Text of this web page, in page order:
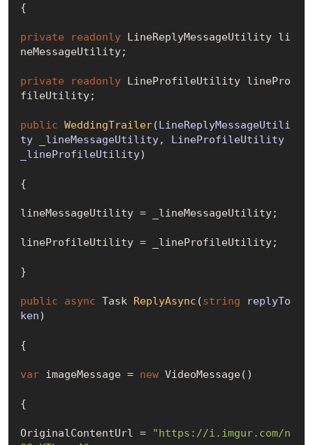
{
private readonly LineReplyMessageUtility li
neMessageUtility;
private readonly LineProfileUtility linePro
fileUtility;
public WeddingTrailer(LineReplyMessageUtili
ty _lineMessageUtility, LineProfileUtility
_lineProfileUtility)
{
lineMessageUtility = _lineMessageUtility;
lineProfileUtility = _lineProfileUtility;
}
public async Task ReplyAsync (string replyTo
ken)
{
var imageMessage = new VideoMessage()
{
OriginalContentUrl =
"https://i.imgur.com/n